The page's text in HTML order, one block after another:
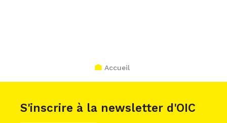
Accueil
S'inscrire à la newsletter d'OIC